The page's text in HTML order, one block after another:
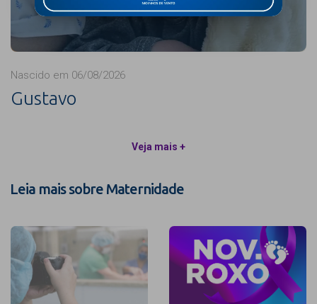
Nascido em 06/08/2026
Gustavo
Veja mais +
Leia mais sobre Maternidade